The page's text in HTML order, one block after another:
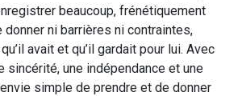
beaucoup, frénétiquement
ni barrières ni contraintes,
avait et qu’il gardait pour lui. Avec
sincérité, une indépendance et une
simple de prendre et de donner